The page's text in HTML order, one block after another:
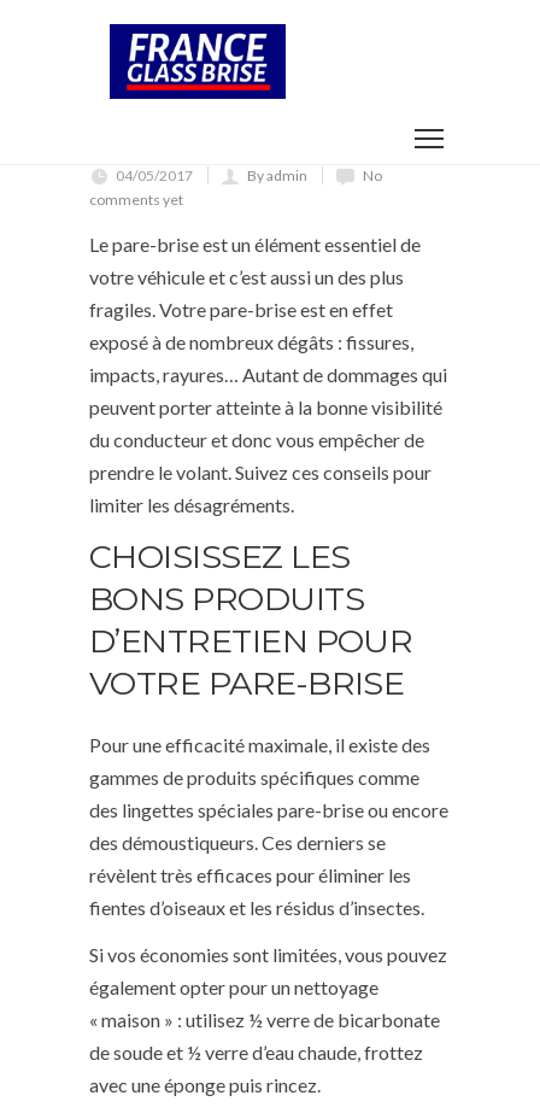
04/05/2017 By admin
No
comments yet
Le pare-brise est un élément essentiel de
votre véhicule et c’est aussi un des plus
fragiles. Votre pare-brise est en effet
exposé à de nombreux dégâts : fissures,
impacts, rayures… Autant de dommages qui
peuvent porter atteinte à la bonne visibilité
du conducteur et donc vous empêcher de
prendre le volant. Suivez ces conseils pour
limiter les désagréments.
CHOISISSEZ LES
BONS PRODUITS
D’ENTRETIEN POUR
VOTRE PARE-BRISE
Pour une efficacité maximale, il existe des
gammes de produits spécifiques comme
des lingettes spéciales pare-brise ou encore
des démoustiqueurs. Ces derniers se
révèlent très efficaces pour éliminer les
fientes d’oiseaux et les résidus d’insectes.
Si vos économies sont limitées, vous pouvez
également opter pour un nettoyage
« maison » : utilisez ½ verre de bicarbonate
de soude et ½ verre d’eau chaude, frottez
avec une éponge puis rincez.